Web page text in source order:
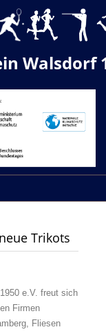
Walsdorf
Trikots
e.V. freut sich
Firmen
Fliesen